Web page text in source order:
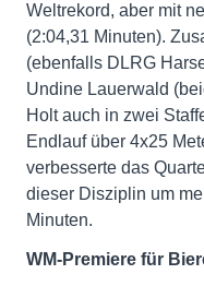
Weltrekord, aber mit
(2:04,31 Minuten).
(ebenfalls DLRG
Undine Lauerwald
Holt auch in zwei
Endlauf über 4x25
verbesserte das
dieser Disziplin um
Minuten.
WM-Premiere für